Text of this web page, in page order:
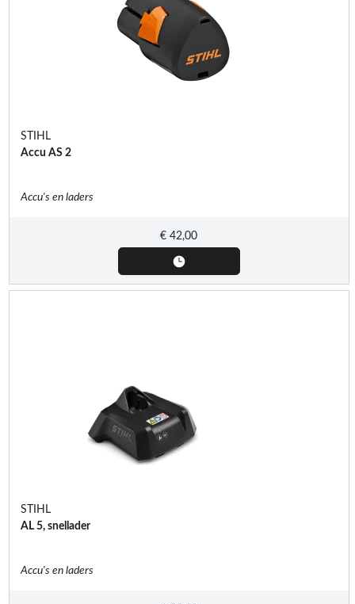
STIHL
Accu AS 2
Accu's en laders
€ 42,00
STIHL
AL 5, snellader
Accu's en laders